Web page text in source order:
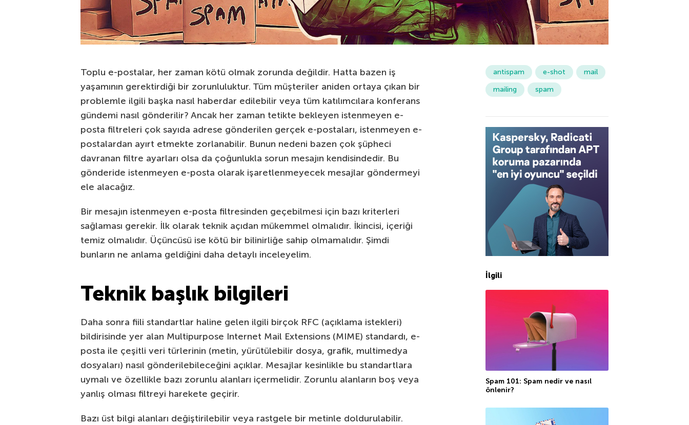
Toplu e-postalar, her zaman kötü olmak zorunda değildir. Hatta bazen iş
yaşamının gerektirdiği bir zorunluluktur. Tüm müşteriler aniden ortaya çıkan bir
problemle ilgili başka nasıl haberdar edilebilir veya tüm katılımcılara konferans
gündemi nasıl gönderilir? Ancak her zaman tetikte bekleyen istenmeyen e-
posta filtreleri çok sayıda adrese gönderilen gerçek e-postaları, istenmeyen e-
postalardan ayırt etmekte zorlanabilir. Bunun nedeni bazen çok şüpheci
davranan filtre ayarları olsa da çoğunlukla sorun mesajın kendisindedir. Bu
gönderide istenmeyen e-posta olarak işaretlenmeyecek mesajlar göndermeyi
ele alacağız.
Bir mesajın istenmeyen e-posta filtresinden geçebilmesi için bazı kriterleri
sağlaması gerekir. İlk olarak teknik açıdan mükemmel olmalıdır. İkincisi, içeriği
temiz olmalıdır. Üçüncüsü ise kötü bir bilinirliğe sahip olmamalıdır. Şimdi
bunların ne anlama geldiğini daha detaylı inceleyelim.
Teknik başlık bilgileri
Daha sonra fiili standartlar haline gelen ilgili birçok RFC (açıklama istekleri)
bildirisinde yer alan Multipurpose Internet Mail Extensions (MIME) standardı, e-
posta ile çeşitli veri türlerinin (metin, yürütülebilir dosya, grafik, multimedya
dosyaları) nasıl gönderilebileceğini açıklar. Mesajlar kesinlikle bu standartlara
uymalı ve özellikle bazı zorunlu alanları içermelidir. Zorunlu alanların boş veya
yanlış olması filtreyi harekete geçirir.
Bazı üst bilgi alanları değiştirilebilir veya rastgele bir metinle doldurulabilir.
antispam e-shot
mail
mailing
spam
İlgili
Spam 101: Spam nedir ve nasıl
önlenir?